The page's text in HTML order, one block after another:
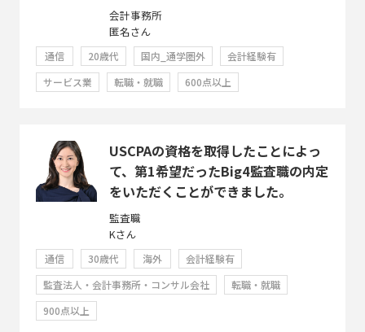
会計事務所
匿名さん
通信 20歳代 国内_通学圏外
会計経験有
サービス業
転職・就職 600点以上
USCPAの資格を取得したことによっ
て、第1希望だったBig4監査職の内定
をいただくことができました。
監査職
Kさん
通信 30歳代 海外
会計経験有
監査法人・会計事務所・コンサル会社
転職・就職
900点以上